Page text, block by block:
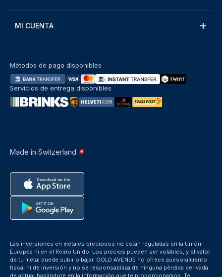
MI CUENTA
Made in Switzerland
Métodos de pago disponibles
Servicios de entrega disponibles
Las inversiones en metales preciosos no están reguladas en la Unión
Europea ni en el Reino Unido. Los precios pueden ser volátiles, y el valor
de tu metal puede subir o bajar. GOLD AVENUE no ofrece asesoramiento
fiscal ni de inversión y no se responsabiliza de ninguna pérdida derivada
de actuar basándote en la información que te proporcionamos. Te